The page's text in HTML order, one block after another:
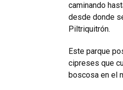
caminando
desde donde
Piltriquitrón.
Este parque
cipreses que
boscosa en el